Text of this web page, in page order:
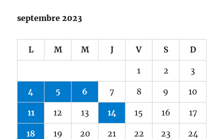
septembre 2023
L M M J V S D
1 2 3
4 5 6 7 8 9 10
11 12 13 14 15 16 17
18 19 20 21 22 23 24